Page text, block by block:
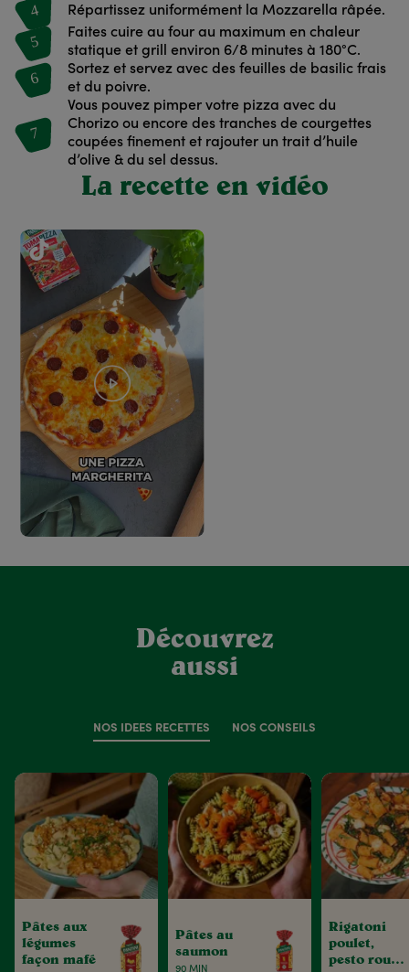
4 Répartissez uniformément la Mozzarella râpée.
5
Faites cuire au four au maximum en chaleur
statique et grill environ 6/8 minutes à 180°C.
6
Sortez et servez avec des feuilles de basilic frais
et du poivre.
7
Vous pouvez pimper votre pizza avec du
Chorizo ou encore des tranches de courgettes
coupées finement et rajouter un trait d’huile
d’olive & du sel dessus.
La recette en vidéo
Découvrez
aussi
NOS IDÉES RECETTES NOS CONSEILS
Pâtes aux
légumes
façon mafé
Pâtes au
saumon
90 MIN
Rigatoni
poulet,
pesto rouge